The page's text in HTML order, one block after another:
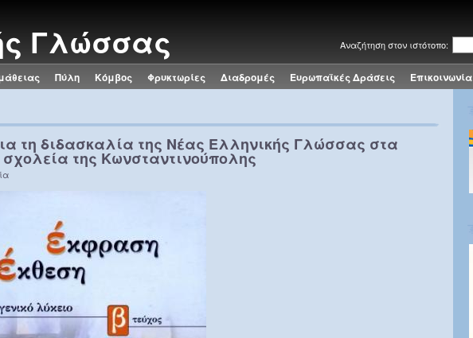
Γλώσσας Αναζήτηση στον ιστότοπο:
Πύλη Κόμβος Φρυκτωρίες Διαδρομές Ευρωπαϊκές Δράσεις Επικοινωνία
τη διδασκαλία της Νέας Ελληνικής Γλώσσας στα
της Κωνσταντινούπολης